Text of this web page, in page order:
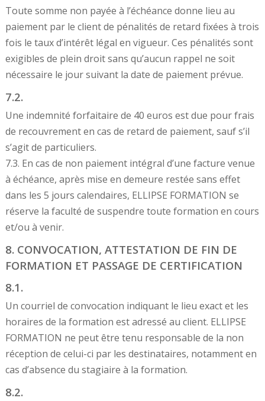
Toute somme non payée à l’échéance donne lieu au
paiement par le client de pénalités de retard fixées à trois
fois le taux d’intérêt légal en vigueur. Ces pénalités sont
exigibles de plein droit sans qu’aucun rappel ne soit
nécessaire le jour suivant la date de paiement prévue.
7.2.
Une indemnité forfaitaire de 40 euros est due pour frais
de recouvrement en cas de retard de paiement, sauf s’il
s’agit de particuliers.
7.3. En cas de non paiement intégral d’une facture venue
à échéance, après mise en demeure restée sans effet
dans les 5 jours calendaires, ELLIPSE FORMATION se
réserve la faculté de suspendre toute formation en cours
et/ou à venir.
8. CONVOCATION, ATTESTATION DE FIN DE
FORMATION ET PASSAGE DE CERTIFICATION
8.1.
Un courriel de convocation indiquant le lieu exact et les
horaires de la formation est adressé au client. ELLIPSE
FORMATION ne peut être tenu responsable de la non
réception de celui-ci par les destinataires, notamment en
cas d’absence du stagiaire à la formation.
8.2.